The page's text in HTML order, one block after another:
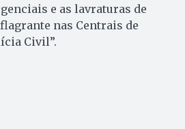
e as lavraturas de
nas Centrais de
Civil”.